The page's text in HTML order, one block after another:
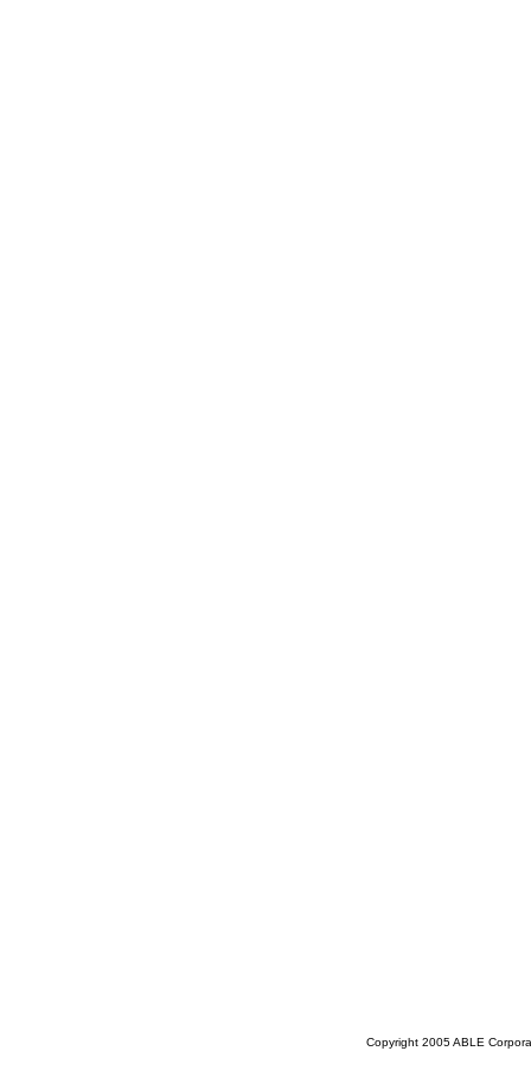
Copyright 2005 ABLE